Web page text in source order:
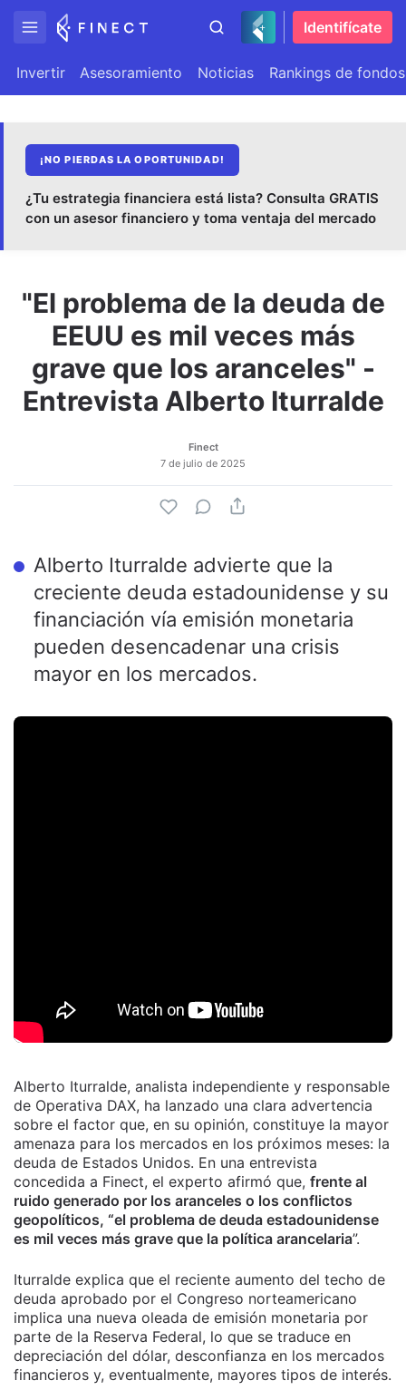
Identifícate
Invertir Asesoramiento Noticias Rankings de fondos
¡NO PIERDAS LA OPORTUNIDAD!
¿Tu estrategia financiera está lista? Consulta GRATIS
con un asesor financiero y toma ventaja del mercado
"El problema de la deuda de
EEUU es mil veces más
grave que los aranceles" -
Entrevista Alberto Iturralde
Finect
7 de julio de 2025
Alberto Iturralde advierte que la
creciente deuda estadounidense y su
financiación vía emisión monetaria
pueden desencadenar una crisis
mayor en los mercados.
Alberto Iturralde, analista independiente y responsable
de Operativa DAX, ha lanzado una clara advertencia
sobre el factor que, en su opinión, constituye la mayor
amenaza para los mercados en los próximos meses: la
deuda de Estados Unidos. En una entrevista
concedida a Finect, el experto afirmó que, frente al
ruido generado por los aranceles o los conflictos
geopolíticos, “el problema de deuda estadounidense
es mil veces más grave que la política arancelaria”.
Iturralde explica que el reciente aumento del techo de
deuda aprobado por el Congreso norteamericano
implica una nueva oleada de emisión monetaria por
parte de la Reserva Federal, lo que se traduce en
depreciación del dólar, desconfianza en los mercados
financieros y, eventualmente, mayores tipos de interés.